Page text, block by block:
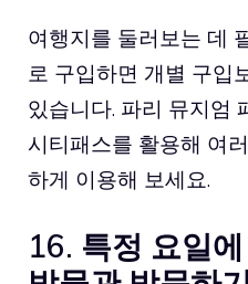
여행지를 둘러보는 데
로 구입하면 개별 구입
있습니다. 파리 뮤지엄
시티패스를 활용해 여
하게 이용해 보세요.
16. 특정 요일